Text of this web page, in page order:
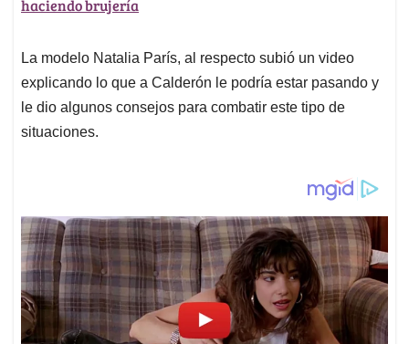
haciendo brujería
La modelo Natalia París, al respecto subió un video
explicando lo que a Calderón le podría estar pasando y
le dio algunos consejos para combatir este tipo de
situaciones.